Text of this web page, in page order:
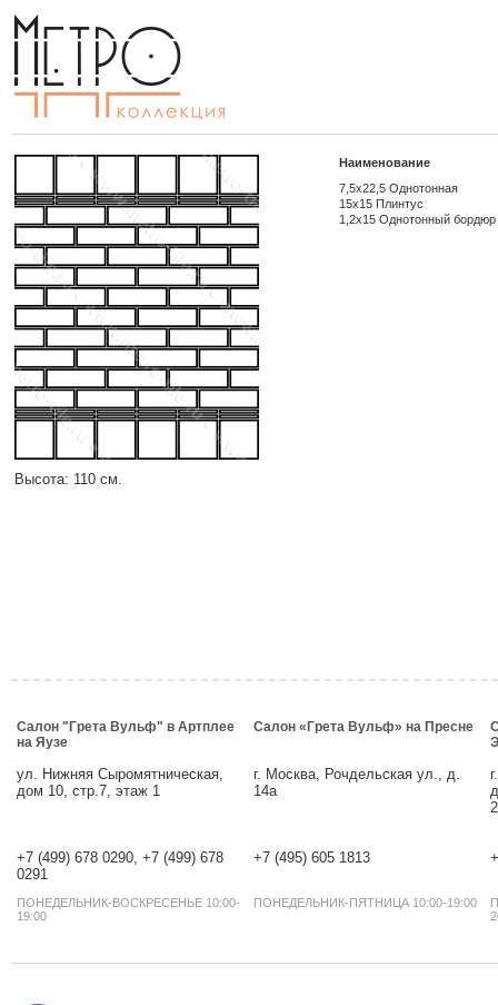
Высота: 110 см.
Наименование
7,5x22,5 Однотонная
15x15 Плинтус
1,2x15 Однотонный бордюр
Салон "Грета Вульф" в Артплее
на Яузе
ул. Нижняя Сыромятническая,
дом 10, стр.7, этаж 1
+7 (499) 678 0290, +7 (499) 678
0291
ПОНЕДЕЛЬНИК-ВОСКРЕСЕНЬЕ 10:00-
19:00
Салон «Грета Вульф» на Пресне
г. Москва, Рочдельская ул., д.
14а
+7 (495) 605 1813
ПОНЕДЕЛЬНИК-ПЯТНИЦА 10:00-19:00